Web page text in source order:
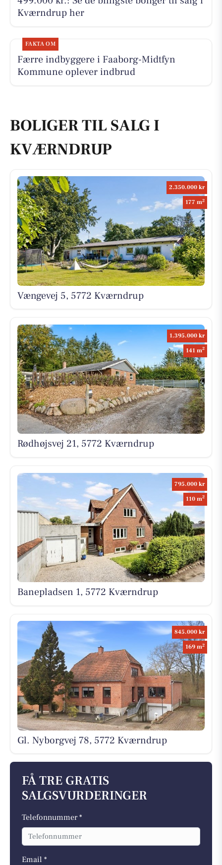
Kværndrup her
FAKTA OM
Færre indbyggere i Faaborg-Midtfyn
Kommune oplever indbrud
BOLIGER TIL SALG I
KVÆRNDRUP
2.350.000 kr
177 m2
Vængevej 5, 5772 Kværndrup
1.395.000 kr
141 m2
Rødhøjsvej 21, 5772 Kværndrup
795.000 kr
110 m2
Banepladsen 1, 5772 Kværndrup
845.000 kr
169 m2
Gl. Nyborgvej 78, 5772 Kværndrup
FÅ TRE GRATIS
SALGSVURDERINGER
Telefonnummer *
Email *